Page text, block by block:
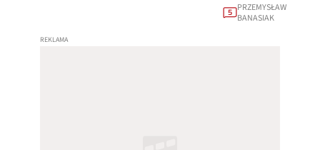
5
PRZEMYSŁAW
BANASIAK